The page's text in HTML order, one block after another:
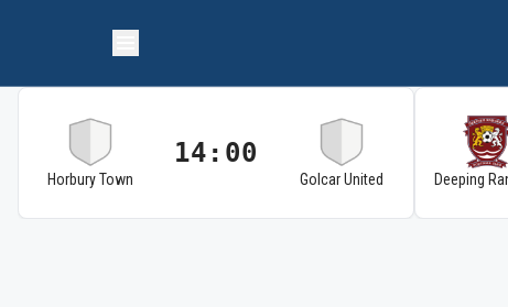
Horbury Town
14:00
Golcar United Deeping